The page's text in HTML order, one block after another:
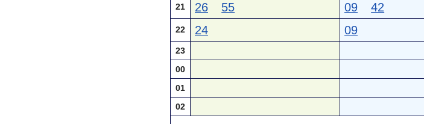
21 26 55 09 42
22 24 09
23
00
01
02